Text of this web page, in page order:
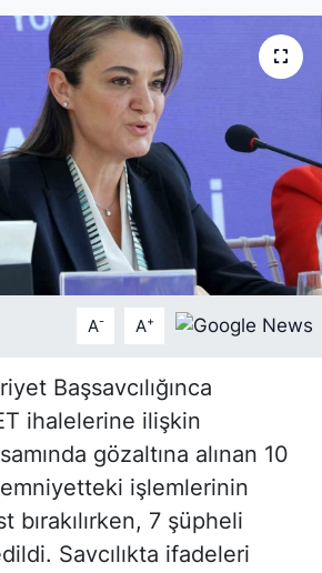
A- A+
Başsavcılığınca
ihalelerine ilişkin
gözaltına alınan 10
işlemlerinin
bırakılırken, 7 şüpheli
Savcılıkta ifadeleri